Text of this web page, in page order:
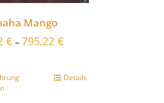
Mango
€ – 795,22 €
Details